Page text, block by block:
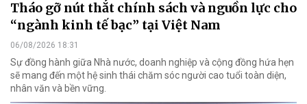
Tháo gỡ nút thắt chính sách và nguồn lực cho
“ngành kinh tế bạc” tại Việt Nam
06/08/2026 18:31
Sự đồng hành giữa Nhà nước, doanh nghiệp và cộng đồng hứa hẹn
sẽ mang đến một hệ sinh thái chăm sóc người cao tuổi toàn diện,
nhân văn và bền vững.